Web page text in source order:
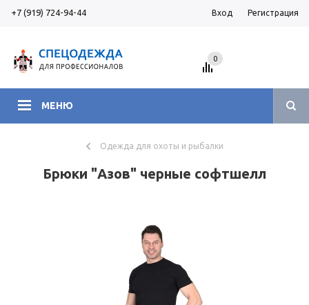
+7 (919) 724-94-44 Вход Регистрация
МЕНЮ
0
Одежда для охоты и рыбалки
Брюки "Азов" черные софтшелл